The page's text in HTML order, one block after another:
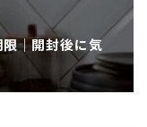
｜開封後に気